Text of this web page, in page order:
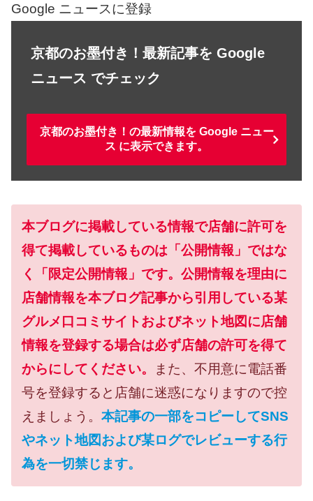
Google ニュースに登録
京都のお墨付き！最新記事を Google
ニュース でチェック
京都のお墨付き！の最新情報を Google ニュー
ス に表示できます。
本ブログに掲載している情報で店舗に許可を
得て掲載しているものは「公開情報」ではな
く「限定公開情報」です。公開情報を理由に
店舗情報を本ブログ記事から引用している某
グルメ口コミサイトおよびネット地図に店舗
情報を登録する場合は必ず店舗の許可を得て
からにしてください。
また、不用意に電話番
号を登録すると店舗に迷惑になりますので控
えましょう。 本記事の一部をコピーしてSNS
やネット地図および某ログでレビューする行
為を一切禁じます。